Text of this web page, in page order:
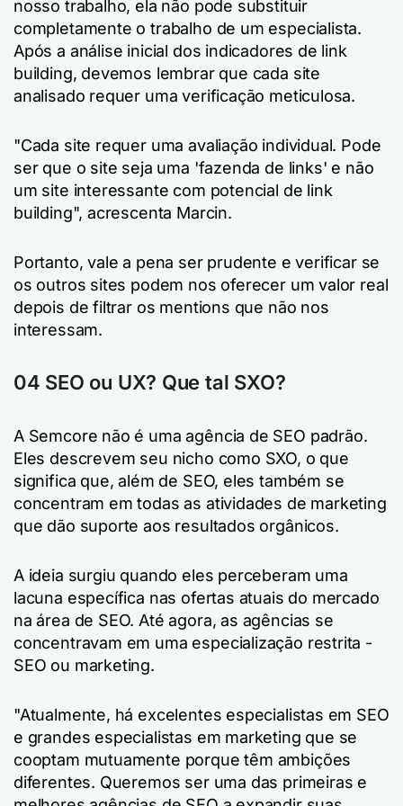
nosso trabalho, ela não pode substituir
completamente o trabalho de um especialista.
Após a análise inicial dos indicadores de link
building, devemos lembrar que cada site
analisado requer uma verificação meticulosa.
"Cada site requer uma avaliação individual. Pode
ser que o site seja uma 'fazenda de links' e não
um site interessante com potencial de link
building", acrescenta Marcin.
Portanto, vale a pena ser prudente e verificar se
os outros sites podem nos oferecer um valor real
depois de filtrar os mentions que não nos
interessam.
04 SEO ou UX? Que tal SXO?
A Semcore não é uma agência de SEO padrão.
Eles descrevem seu nicho como SXO, o que
significa que, além de SEO, eles também se
concentram em todas as atividades de marketing
que dão suporte aos resultados orgânicos.
A ideia surgiu quando eles perceberam uma
lacuna específica nas ofertas atuais do mercado
na área de SEO. Até agora, as agências se
concentravam em uma especialização restrita -
SEO ou marketing.
"Atualmente, há excelentes especialistas em SEO
e grandes especialistas em marketing que se
cooptam mutuamente porque têm ambições
diferentes. Queremos ser uma das primeiras e